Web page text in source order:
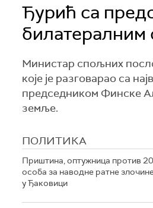
Ђурић са
билатералним
Министар спољних
које је разговарао са
председником Финске
земље.
ПОЛИТИКА
Приштина, оптужница против 20
особа за наводне ратне
у Ђаковици